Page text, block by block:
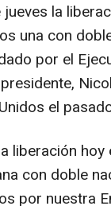
la
una con
por el
el
liberación
con doble
por nuestra